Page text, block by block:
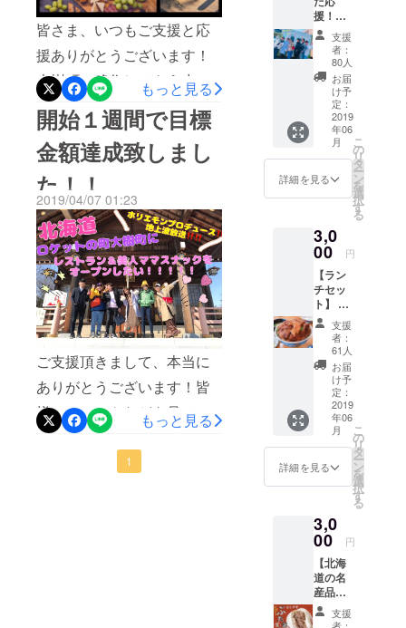
し掃除しました！そして黒
を２回に分けて塗装しまし
た！！これからもオープン
に向けて頑張りますので皆
様引き続き応援宜しくお願
い致します！！
皆さま、いつもご支援と応
援ありがとうございます！
大樹町に移住してもう少し
で２ヶ月になります！あっ
という間に時間が過ぎてい
ます！物件のリノベーショ
ンを進め、メニューの試
作、大樹町での活動や交流
などなど。どんどん進捗を
のせていきますので是非ご
覧になって下さい！！そし
て新リターンも追加されて
います！！是非ご覧になっ
てください！！蝦夷マル
シェ宿泊券や北海道でしか
できない体験などなど！！
サイン入り特別記念撮影な
どもありますので是非ご覧
もっと見る
開始１週間で目標
金額達成致しまし
た！！
2019/04/07 01:23
ご支援頂きまして、本当に
ありがとうございます！皆
様のコメントなどを見て、
応援してくれているんだと
本当に本当に嬉しく思いま
もっと見る
1
援！メ
ン
バー
からお
礼動画
メッ
セー
ジ！！
メン
バー全
員から
感謝の
お礼動
しま
す！
支援
者：
80人
お届
け予
定：
2019
年06
月
詳細を見る
こ
の
リ
タ
ー
ン
を
選
択
す
る
3,0
00 円
【ラン
チセッ
ト】 来
店時
２名分
ランチ
セット
提供
（ワン
ドリン
ク付
き）
北海道
の美味
しい食
美味し
いラ
ンチ
セット
になり
ます！
豚
丼、
支援
者：
61人
お届
け予
定：
2019
年06
月
詳細を見る
こ
の
リ
タ
ー
ン
を
選
択
す
る
3,0
00 円
【北海
道の名
産品
セッ
ト】支援